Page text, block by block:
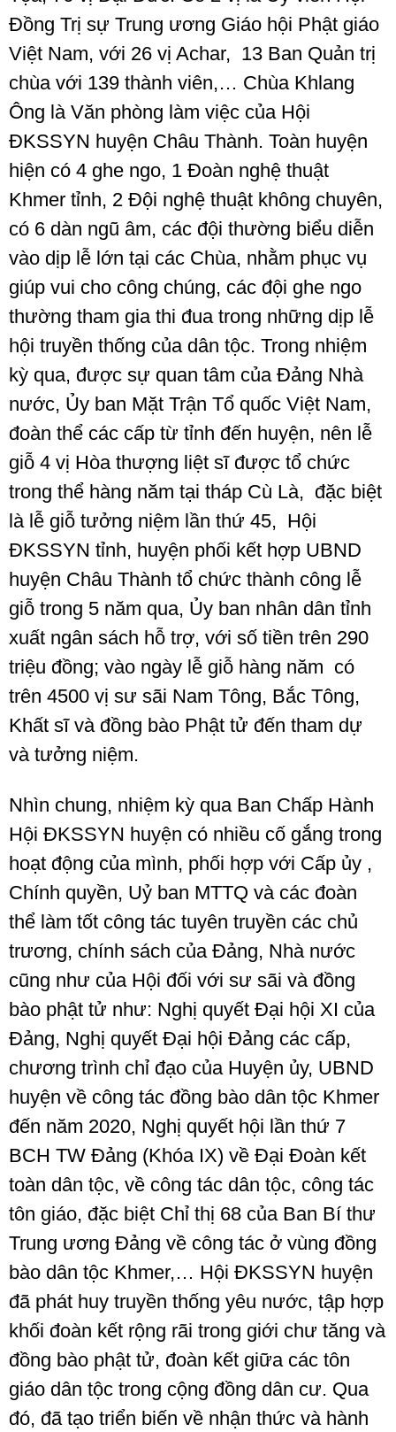
Đồng Trị sự Trung ương Giáo hội Phật giáo
Việt Nam, với 26 vị Achar, 13 Ban Quản trị
chùa với 139 thành viên,… Chùa Khlang
Ông là Văn phòng làm việc của Hội
ĐKSSYN huyện Châu Thành. Toàn huyện
hiện có 4 ghe ngo, 1 Đoàn nghệ thuật
Khmer tỉnh, 2 Đội nghệ thuật không chuyên,
có 6 dàn ngũ âm, các đội thường biểu diễn
vào dịp lễ lớn tại các Chùa, nhằm phục vụ
giúp vui cho công chúng, các đội ghe ngo
thường tham gia thi đua trong những dịp lễ
hội truyền thống của dân tộc. Trong nhiệm
kỳ qua, được sự quan tâm của Đảng Nhà
nước, Ủy ban Mặt Trận Tổ quốc Việt Nam,
đoàn thể các cấp từ tỉnh đến huyện, nên lễ
giỗ 4 vị Hòa thượng liệt sĩ được tổ chức
trong thể hàng năm tại tháp Cù Là, đặc biệt
là lễ giỗ tưởng niệm lần thứ 45, Hội
ĐKSSYN tỉnh, huyện phối kết hợp UBND
huyện Châu Thành tổ chức thành công lễ
giỗ trong 5 năm qua, Ủy ban nhân dân tỉnh
xuất ngân sách hỗ trợ, với số tiền trên 290
triệu đồng; vào ngày lễ giỗ hàng năm có
trên 4500 vị sư sãi Nam Tông, Bắc Tông,
Khất sĩ và đồng bào Phật tử đến tham dự
và tưởng niệm.
Nhìn chung, nhiệm kỳ qua Ban Chấp Hành
Hội ĐKSSYN huyện có nhiều cố gắng trong
hoạt động của mình, phối hợp với Cấp ủy ,
Chính quyền, Uỷ ban MTTQ và các đoàn
thể làm tốt công tác tuyên truyền các chủ
trương, chính sách của Đảng, Nhà nước
cũng như của Hội đối với sư sãi và đồng
bào phật tử như: Nghị quyết Đại hội XI của
Đảng, Nghị quyết Đại hội Đảng các cấp,
chương trình chỉ đạo của Huyện ủy, UBND
huyện về công tác đồng bào dân tộc Khmer
đến năm 2020, Nghị quyết hội lần thứ 7
BCH TW Đảng (Khóa IX) về Đại Đoàn kết
toàn dân tộc, về công tác dân tộc, công tác
tôn giáo, đặc biệt Chỉ thị 68 của Ban Bí thư
Trung ương Đảng về công tác ở vùng đồng
bào dân tộc Khmer,… Hội ĐKSSYN huyện
đã phát huy truyền thống yêu nước, tập hợp
khối đoàn kết rộng rãi trong giới chư tăng và
đồng bào phật tử, đoàn kết giữa các tôn
giáo dân tộc trong cộng đồng dân cư. Qua
đó, đã tạo triển biến về nhận thức và hành